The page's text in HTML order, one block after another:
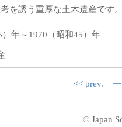
を誘う重厚な土木遺産です
年～1970（昭和45）年
<< prev.
© Japan